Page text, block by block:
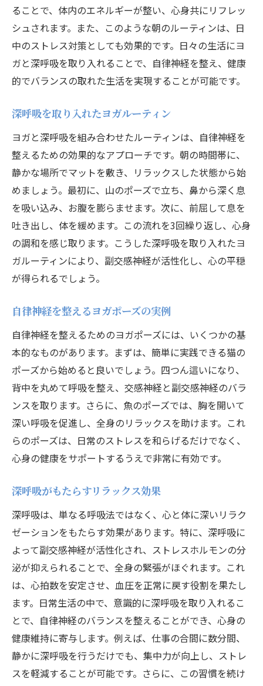
ることで、体内のエネルギーが整い、心身共にリフレッ
シュされます。また、このような朝のルーティンは、日
中のストレス対策としても効果的です。日々の生活にヨ
ガと深呼吸を取り入れることで、自律神経を整え、健康
的でバランスの取れた生活を実現することが可能です。
深呼吸を取り入れたヨガルーティン
ヨガと深呼吸を組み合わせたルーティンは、自律神経を
整えるための効果的なアプローチです。朝の時間帯に、
静かな場所でマットを敷き、リラックスした状態から始
めましょう。最初に、山のポーズで立ち、鼻から深く息
を吸い込み、お腹を膨らませます。次に、前屈して息を
吐き出し、体を緩めます。この流れを3回繰り返し、心身
の調和を感じ取ります。こうした深呼吸を取り入れたヨ
ガルーティンにより、副交感神経が活性化し、心の平穏
が得られるでしょう。
自律神経を整えるヨガポーズの実例
自律神経を整えるためのヨガポーズには、いくつかの基
本的なものがあります。まずは、簡単に実践できる猫の
ポーズから始めると良いでしょう。四つん這いになり、
背中を丸めて呼吸を整え、交感神経と副交感神経のバラ
ンスを取ります。さらに、魚のポーズでは、胸を開いて
深い呼吸を促進し、全身のリラックスを助けます。これ
らのポーズは、日常のストレスを和らげるだけでなく、
心身の健康をサポートするうえで非常に有効です。
深呼吸がもたらすリラックス効果
深呼吸は、単なる呼吸法ではなく、心と体に深いリラク
ゼーションをもたらす効果があります。特に、深呼吸に
よって副交感神経が活性化され、ストレスホルモンの分
泌が抑えられることで、全身の緊張がほぐれます。これ
は、心拍数を安定させ、血圧を正常に戻す役割を果たし
ます。日常生活の中で、意識的に深呼吸を取り入れるこ
とで、自律神経のバランスを整えることができ、心身の
健康維持に寄与します。例えば、仕事の合間に数分間、
静かに深呼吸を行うだけでも、集中力が向上し、ストレ
スを軽減することが可能です。さらに、この習慣を続け